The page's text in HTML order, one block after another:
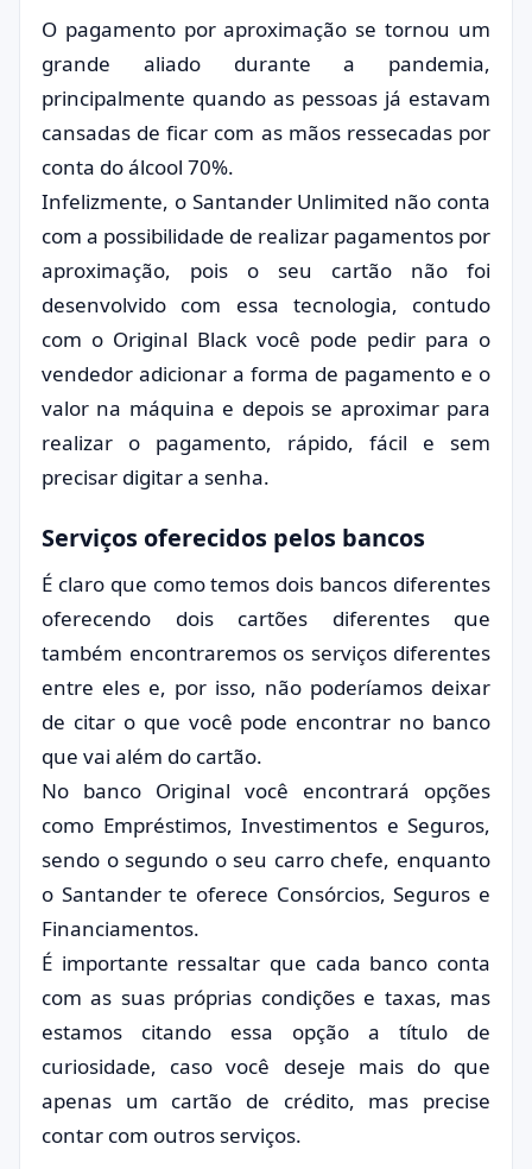
O pagamento por aproximação se tornou um
grande aliado durante a pandemia,
principalmente quando as pessoas já estavam
cansadas de ficar com as mãos ressecadas por
conta do álcool 70%.
Infelizmente, o Santander Unlimited não conta
com a possibilidade de realizar pagamentos por
aproximação, pois o seu cartão não foi
desenvolvido com essa tecnologia, contudo
com o Original Black você pode pedir para o
vendedor adicionar a forma de pagamento e o
valor na máquina e depois se aproximar para
realizar o pagamento, rápido, fácil e sem
precisar digitar a senha.
Serviços oferecidos pelos bancos
É claro que como temos dois bancos diferentes
oferecendo dois cartões diferentes que
também encontraremos os serviços diferentes
entre eles e, por isso, não poderíamos deixar
de citar o que você pode encontrar no banco
que vai além do cartão.
No banco Original você encontrará opções
como Empréstimos, Investimentos e Seguros,
sendo o segundo o seu carro chefe, enquanto
o Santander te oferece Consórcios, Seguros e
Financiamentos.
É importante ressaltar que cada banco conta
com as suas próprias condições e taxas, mas
estamos citando essa opção a título de
curiosidade, caso você deseje mais do que
apenas um cartão de crédito, mas precise
contar com outros serviços.